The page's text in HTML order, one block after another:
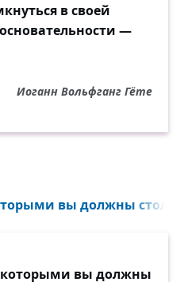
в своей
—
Иоганн Вольфганг Гёте
вы должны
которыми вы должны